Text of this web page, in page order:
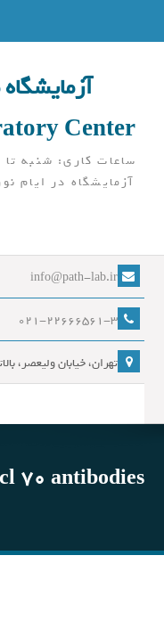
Center
آزمایشگاه در ایام
info@path-lab.ir
021-22666561-3
تهران، خیابان ولیعصر،
70 antibodies